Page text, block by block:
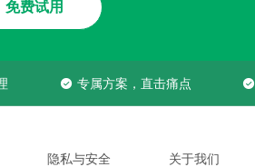
免费试用
专属方案，直击痛点
隐私与安全 关于我们